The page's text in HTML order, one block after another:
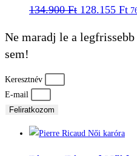
134.900Ft Original
was:
134.900 Ft.
128.155 Ft
is:
Ne maradj le a
sem!
Keresztnév
E-mail
Feliratkozom